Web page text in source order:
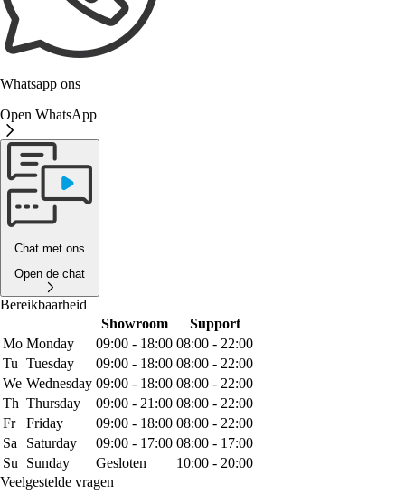
Whatsapp ons
Open WhatsApp
Chat met ons
Open de chat
Bereikbaarheid
Showroom
Support
Mo Monday 09:00 - 18:00 08:00 - 22:00
Tu Tuesday 09:00 - 18:00 08:00 - 22:00
We Wednesday 09:00 - 18:00 08:00 - 22:00
Th Thursday 09:00 - 21:00 08:00 - 22:00
Fr
Friday 09:00 - 18:00 08:00 - 22:00
Sa
Saturday 09:00 - 17:00 08:00 - 17:00
Su Sunday Gesloten
10:00 - 20:00
Veelgestelde vragen